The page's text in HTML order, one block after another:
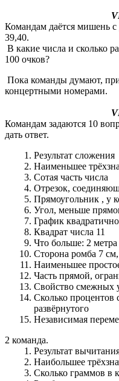
VII тур.
Командам даётся мишень
39,40.
В какие числа и сколько
100 очков?
Пока команды думают,
концертными номерами.
VIII тур.
Командам задаются 10
дать ответ.
Результат сложения
Наименьшее
Сотая часть числа
Отрезок,
Прямоугольник , у
Угол, меньше
График
Квадрат числа 11
Что больше: 2
Сторона ромба 7
Наименьшее
Часть прямой,
Свойство смежных
Сколько процентов
развёрнутого
Независимая
2 команда.
Результат
Наибольшее
Сколько граммов в